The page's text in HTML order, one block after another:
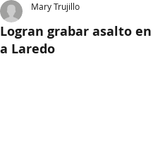
Logran grabar asalto
a Laredo
Mary Trujillo